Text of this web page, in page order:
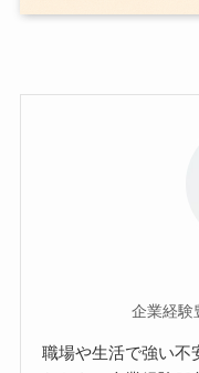
企業経験
職場や生活で強い不